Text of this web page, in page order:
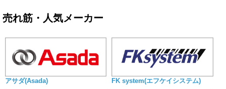
売れ筋・人気メーカー
アサダ(Asada) FK system(エフケイシステム)